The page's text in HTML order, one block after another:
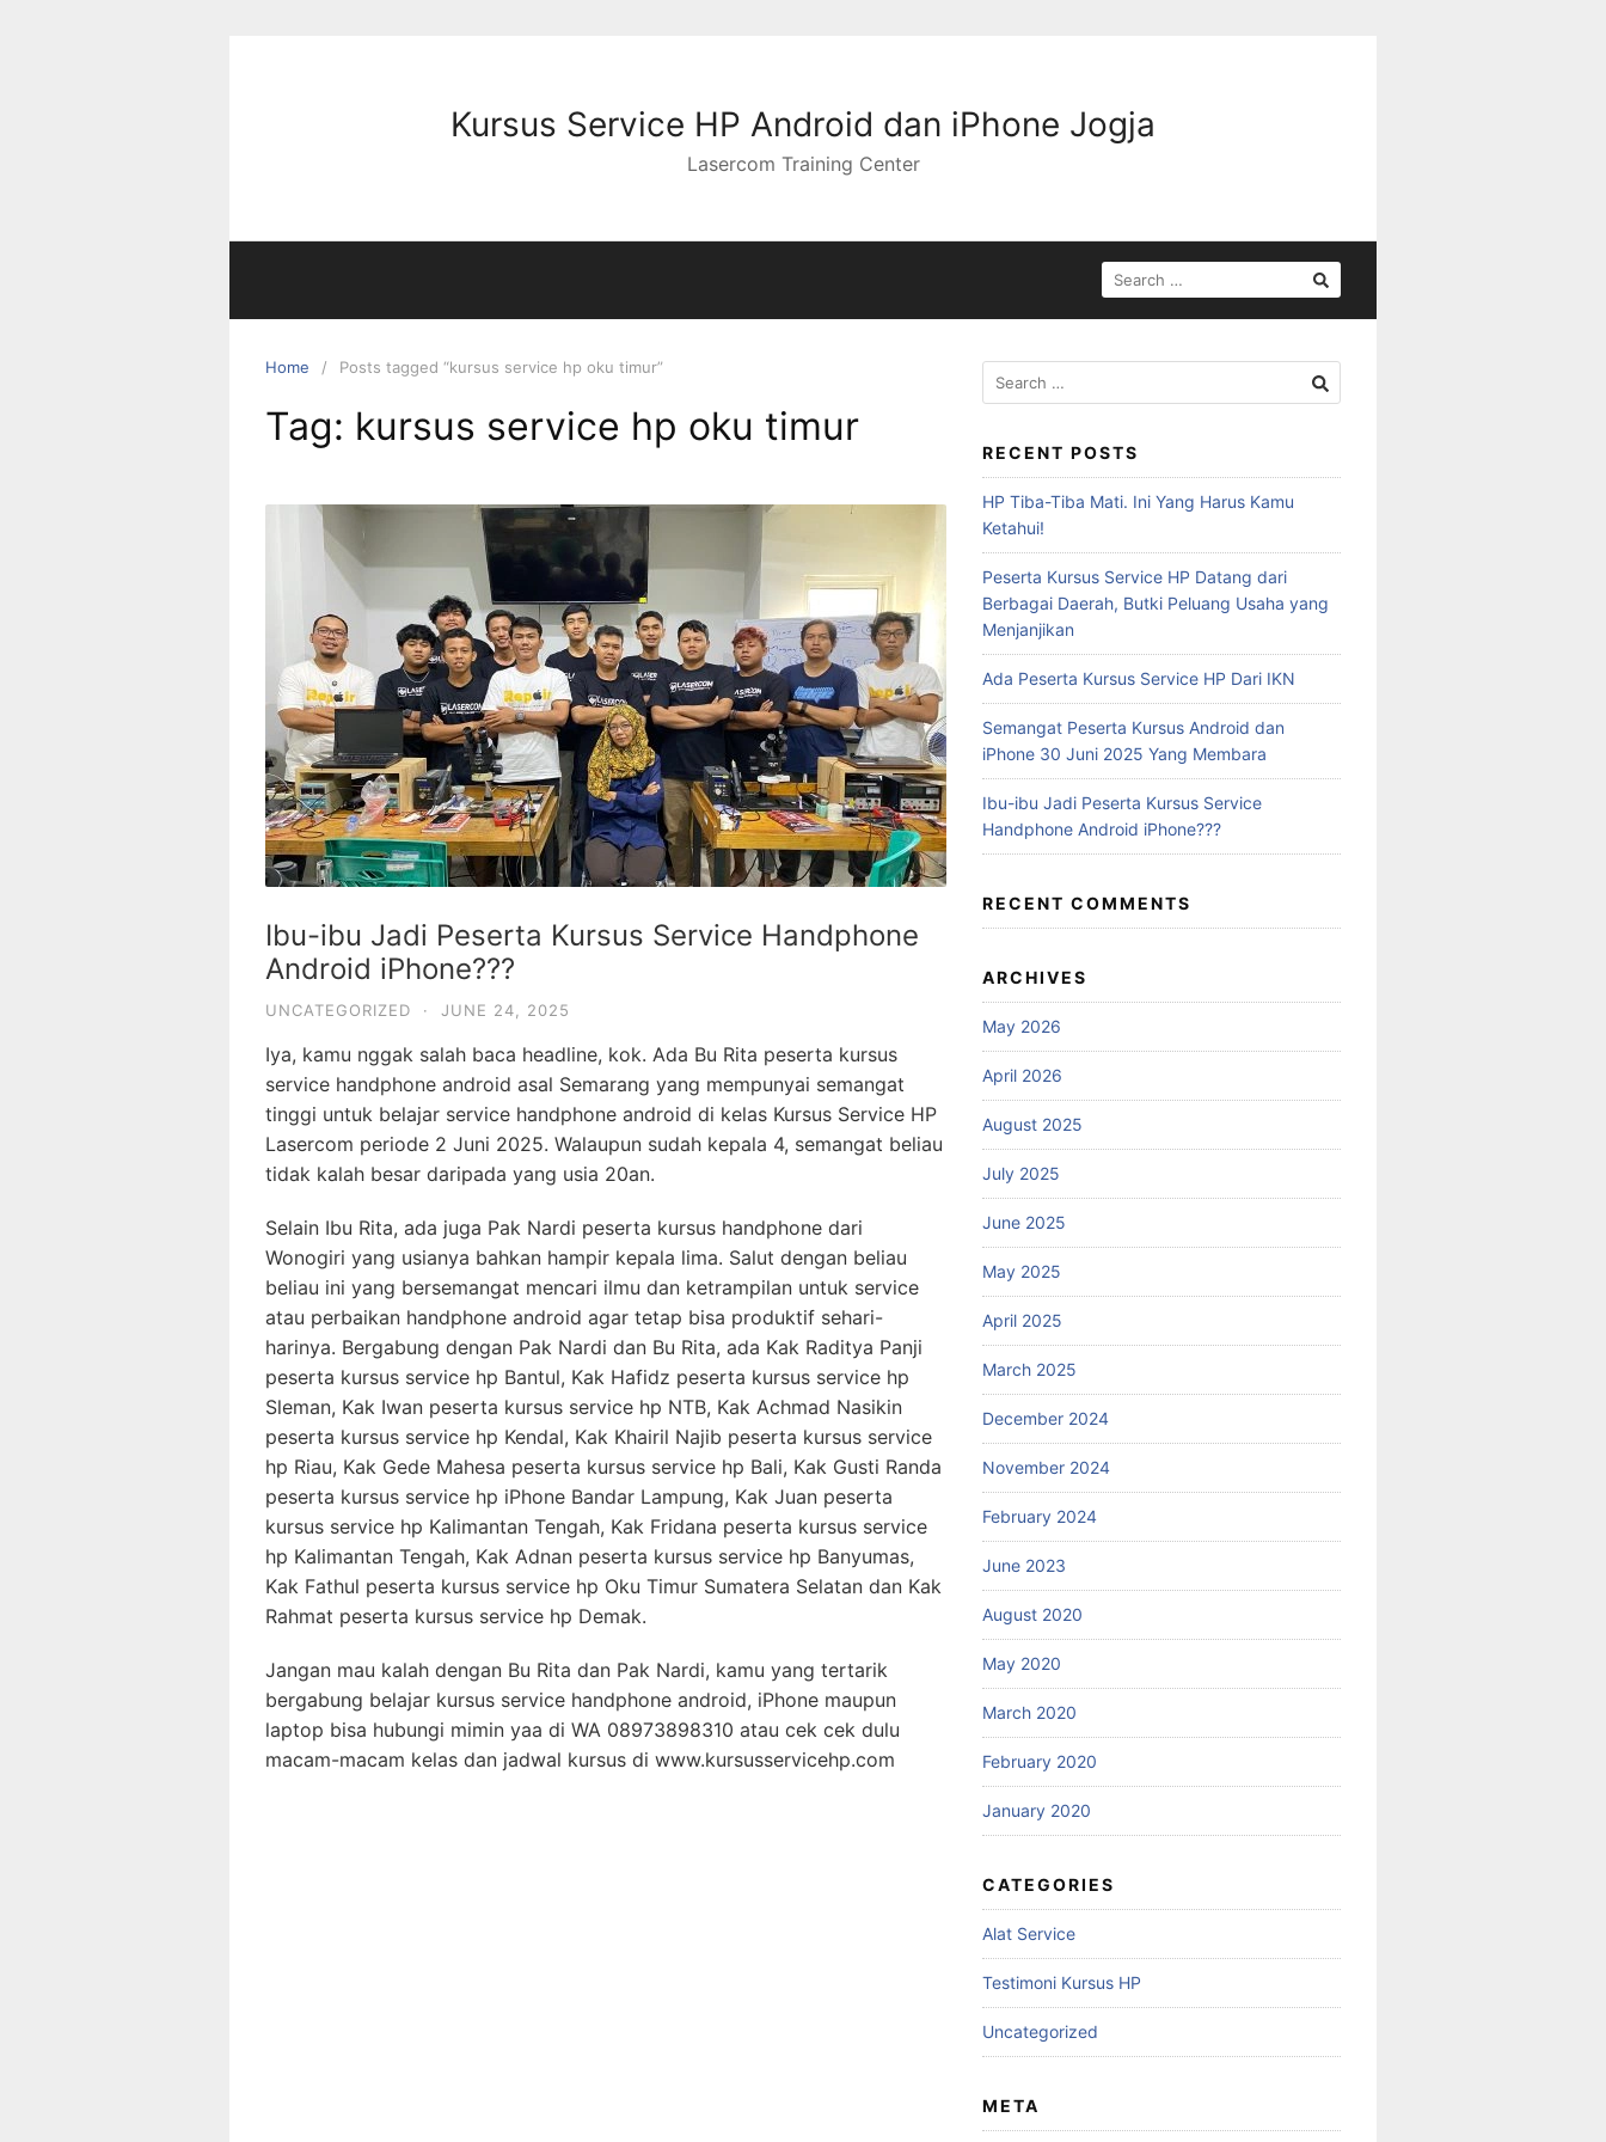
Kursus Service HP Android dan iPhone Jogja
Lasercom Training Center
Home Posts tagged “kursus service hp oku timur”
Tag: kursus service hp oku timur
Ibu-ibu Jadi Peserta Kursus Service Handphone
Android iPhone???
UNCATEGORIZED · JUNE 24, 2025
Iya, kamu nggak salah baca headline, kok. Ada Bu Rita peserta kursus
service handphone android asal Semarang yang mempunyai semangat
tinggi untuk belajar service handphone android di kelas Kursus Service HP
Lasercom periode 2 Juni 2025. Walaupun sudah kepala 4, semangat beliau
tidak kalah besar daripada yang usia 20an.
Selain Ibu Rita, ada juga Pak Nardi peserta kursus handphone dari
Wonogiri yang usianya bahkan hampir kepala lima. Salut dengan beliau
beliau ini yang bersemangat mencari ilmu dan ketrampilan untuk service
atau perbaikan handphone android agar tetap bisa produktif sehari-
harinya. Bergabung dengan Pak Nardi dan Bu Rita, ada Kak Raditya Panji
peserta kursus service hp Bantul, Kak Hafidz peserta kursus service hp
Sleman, Kak Iwan peserta kursus service hp NTB, Kak Achmad Nasikin
peserta kursus service hp Kendal, Kak Khairil Najib peserta kursus service
hp Riau, Kak Gede Mahesa peserta kursus service hp Bali, Kak Gusti Randa
peserta kursus service hp iPhone Bandar Lampung, Kak Juan peserta
kursus service hp Kalimantan Tengah, Kak Fridana peserta kursus service
hp Kalimantan Tengah, Kak Adnan peserta kursus service hp Banyumas,
Kak Fathul peserta kursus service hp Oku Timur Sumatera Selatan dan Kak
Rahmat peserta kursus service hp Demak.
Jangan mau kalah dengan Bu Rita dan Pak Nardi, kamu yang tertarik
bergabung belajar kursus service handphone android, iPhone maupun
laptop bisa hubungi mimin yaa di WA 08973898310 atau cek cek dulu
macam-macam kelas dan jadwal kursus di www.kursusservicehp.com
RECENT POSTS
HP Tiba-Tiba Mati. Ini Yang Harus Kamu
Ketahui!
Peserta Kursus Service HP Datang dari
Berbagai Daerah, Butki Peluang Usaha yang
Menjanjikan
Ada Peserta Kursus Service HP Dari IKN
Semangat Peserta Kursus Android dan
iPhone 30 Juni 2025 Yang Membara
Ibu-ibu Jadi Peserta Kursus Service
Handphone Android iPhone???
RECENT COMMENTS
ARCHIVES
May 2026
April 2026
August 2025
July 2025
June 2025
May 2025
April 2025
March 2025
December 2024
November 2024
February 2024
June 2023
August 2020
May 2020
March 2020
February 2020
January 2020
CATEGORIES
Alat Service
Testimoni Kursus HP
Uncategorized
META